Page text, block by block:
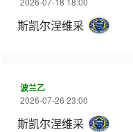
斯凯尔涅维采
波兰乙
2026-07-26 23:00
斯凯尔涅维采